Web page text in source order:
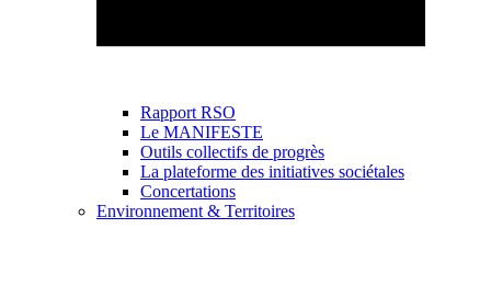
Rapport RSO
Le MANIFESTE
Outils collectifs de progrès
La plateforme des initiatives sociétales
Concertations
Environnement & Territoires